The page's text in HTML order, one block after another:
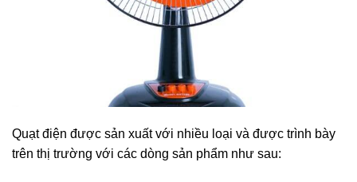
Quạt điện được sản xuất với nhiều loại và được trình bày
trên thị trường với các dòng sản phẩm như sau: